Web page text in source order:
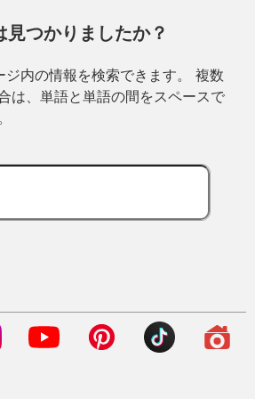
見つかりましたか？
ジ内の情報を検索できます。 複数
は、単語と単語の間をスペースで